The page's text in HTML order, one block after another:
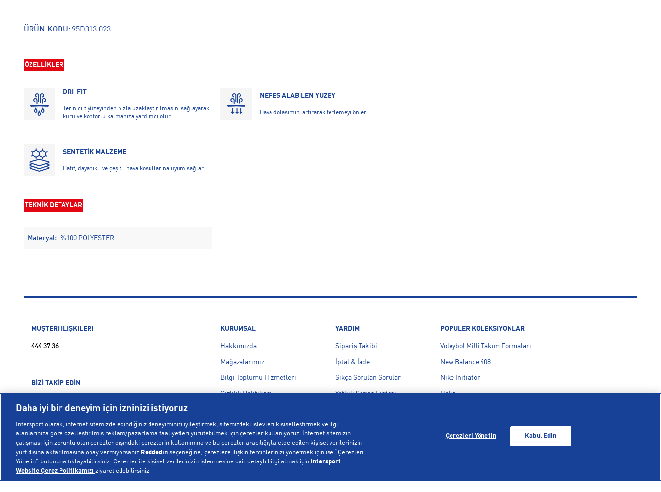
ÜRÜN KODU: 95D313.023
ÖZELLİKLER
DRI-FIT
Terin cilt yüzeyinden hızla uzaklaştırılmasını sağlayarak
kuru ve konforlu kalmanıza yardımcı olur.
NEFES ALABİLEN YÜZEY
Hava dolaşımını artırarak terlemeyi önler.
SENTETİK MALZEME
Hafif, dayanıklı ve çeşitli hava koşullarına uyum sağlar.
TEKNİK DETAYLAR
Materyal: %100 POLYESTER
MÜŞTERİ İLİŞKİLERİ
444 37 36
BİZİ TAKİP EDİN
KURUMSAL
Hakkımızda
Mağazalarımız
Bilgi Toplumu Hizmetleri
Gizlilik Politikası
Kampanyalar
Çerez Politikası
Aydınlatma Metni
YARDIM
Sipariş Takibi
İptal & İade
Sıkça Sorulan Sorular
Yetkili Servis Listesi
POPÜLER KOLEKSİYONLAR
Voleybol Milli Takım Formaları
New Balance 408
Nike Initiator
Hoka
Daha iyi bir deneyim için izninizi istiyoruz
Intersport olarak, internet sitemizde edindiğiniz deneyiminizi iyileştirmek, sitemizdeki işlevleri kişiselleştirmek ve ilgi
alanlarınıza göre özelleştirilmiş reklam/pazarlama faaliyetleri yürütebilmek için çerezler kullanıyoruz. İnternet sitemizin
çalışması için zorunlu olan çerezler dışındaki çerezlerin kullanımına ve bu çerezler aracılığıyla elde edilen kişisel verilerinizin
yurt dışına aktarılmasına onay vermiyorsanız Reddedin seçeneğine; çerezlere ilişkin tercihlerinizi yönetmek için ise “Çerezleri
Yönetin” butonuna tıklayabilirsiniz. Çerezler ile kişisel verilerinizin işlenmesine dair detaylı bilgi almak için
Intersport
Website Çerez Politikamızı ziyaret edebilirsiniz.
Çerezleri Yönetin Kabul Edin